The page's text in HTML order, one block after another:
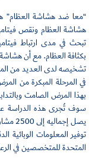
“معا ضد هشاشة العظام”
هشاشة العظام ونقص
تبحث في مدى ارتباط
بكثافة العظام. مع أن
تشخيصه لدى العديد من
في المرحلة المبكرة من
بهذا المرض الصامت
يصل
توفير المعلومات الوبائية
المتحدة للمتخصصين في